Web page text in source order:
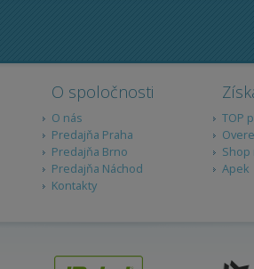
O spoločnosti
O nás
Predajňa Praha
Predajňa Brno
Predajňa Náchod
Kontakty
TOP
Shop
Apek